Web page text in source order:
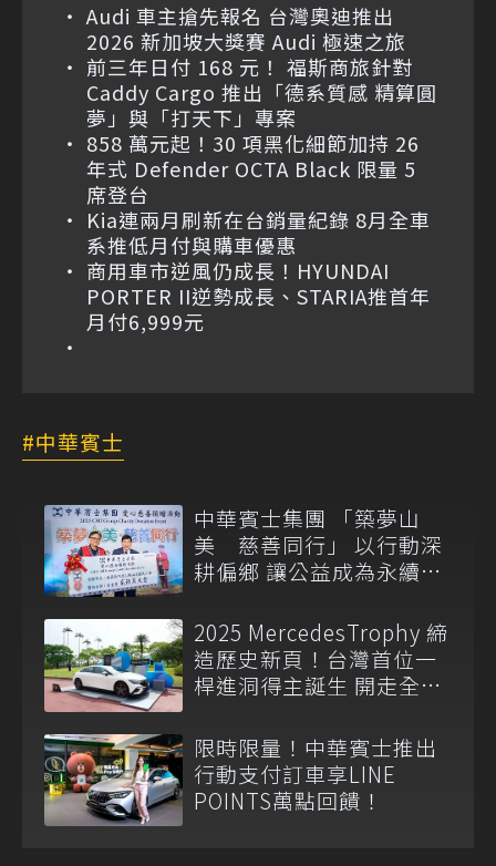
Audi 車主搶先報名 台灣奧迪推出
2026 新加坡大獎賽 Audi 極速之旅
前三年日付 168 元！ 福斯商旅針對
Caddy Cargo 推出「德系質感 精算圓
夢」與「打天下」專案
858 萬元起！30 項黑化細節加持 26
年式 Defender OCTA Black 限量 5
席登台
Kia連兩月刷新在台銷量紀錄 8月全車
系推低月付與購車優惠
商用車市逆風仍成長！HYUNDAI
PORTER II逆勢成長、STARIA推首年
月付6,999元
中華賓士
中華賓士集團 「築夢山
美 慈善同行」 以行動深
耕偏鄉 讓公益成為永續文
2025 MercedesTrophy 締
造歷史新頁！台灣首位一
桿進洞得主誕生 開走全新
限時限量！中華賓士推出
行動支付訂車享LINE
POINTS萬點回饋！